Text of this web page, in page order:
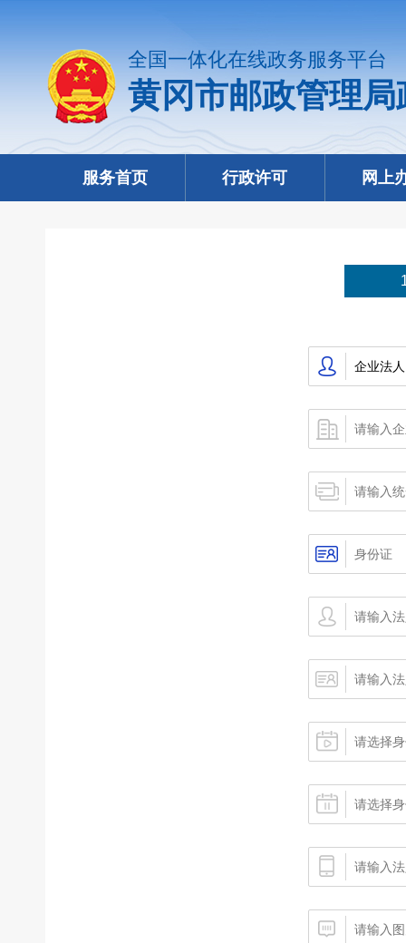
全国一体化在线政务服务平台
黄冈市邮政管理
服务首页 行政许可 网上